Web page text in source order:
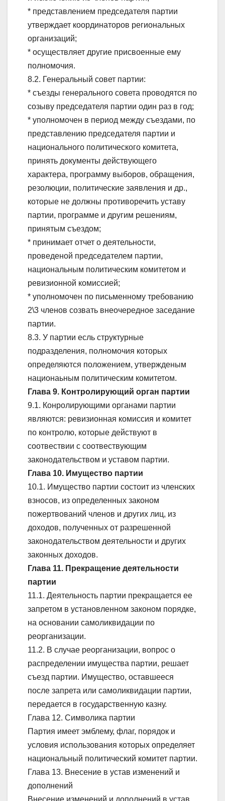
* представлением председателя партии
утверждает координаторов региональных
организаций;
* осуществляет другие присвоенные ему
полномочия.
8.2. Генеральный совет партии:
* съезды генерального совета проводятся по
созыву председателя партии один раз в год;
* уполномочен в период между съездами, по
представлению председателя партии и
национального политического комитета,
принять документы действующего
характера, программу выборов, обращения,
резолюции, политические заявления и др.,
которые не должны противоречить уставу
партии, программе и другим решениям,
принятым съездом;
* принимает отчет о деятельности,
проведеной председателем партии,
национальным политическим комитетом и
ревизионной комиссией;
* уполномочен по письменному требованию
2\3 членов созвать внеочередное заседание
партии.
8.3. У партии есль структурные
подразделения, полномочия которых
определяются положением, утвержденым
национаьным политическим комитетом.
Глава 9. Контролирующий орган партии
9.1. Конролирующими органами партии
являются: ревизионная комиссия и комитет
по контролю, которые действуют в
соотвествии с соотвествующим
законодательством и уставом партии.
Глава 10. Имущество партии
10.1. Имущество партии состоит из членских
взносов, из определенных законом
пожертвований членов и других лиц, из
доходов, полученных от разрешенной
законодательством деятельности и других
законных доходов.
Глава 11. Прекращение деятельности
партии
11.1. Деятельность партии прекращается ее
запретом в установленном законом порядке,
на основании самоликвидации по
реорганизации.
11.2. В случае реорганизации, вопрос о
распределении имущества партии, решает
съезд партии. Имущество, оставшееся
после запрета или самоликвидации партии,
передается в государственную казну.
Глава 12. Символика партии
Партия имеет эмблему, флаг, порядок и
условия использования которых определяет
национальный политический комитет партии.
Глава 13. Внесение в устав изменений и
дополнений
Внесение изменений и дополнений в устав